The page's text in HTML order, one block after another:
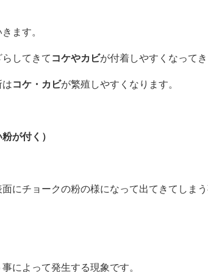
ます。
してきて コケやカビが付着しやすくなってき
はコケ・カビが繁殖しやすくなります。
が付く）
にチョークの粉の様になって出てきてしまう
によって発生する現象です。